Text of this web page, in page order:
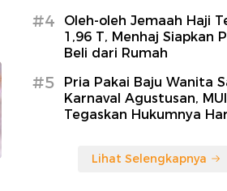
#4
Oleh-oleh Jemaah Haji
1,96 T, Menhaj Siapkan
Beli dari Rumah
#5
Pria Pakai Baju Wanita
Karnaval Agustusan, MUI
Tegaskan Hukumnya
Lihat Selengkapnya